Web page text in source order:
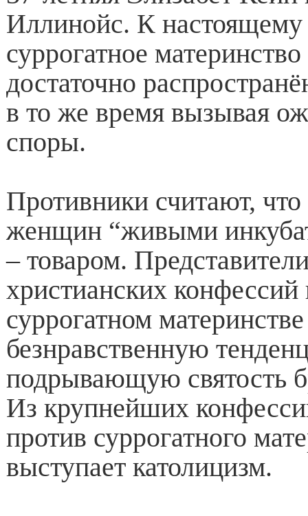
Иллинойс. К
суррогатное материнство
достаточно
в то же время вызывая
споры.
Противники считают, что
женщин “живыми
– товаром.
христианских конфессий
суррогатном материнстве
безнравственную
подрывающую святость
Из крупнейших
против суррогатного
выступает католицизм.